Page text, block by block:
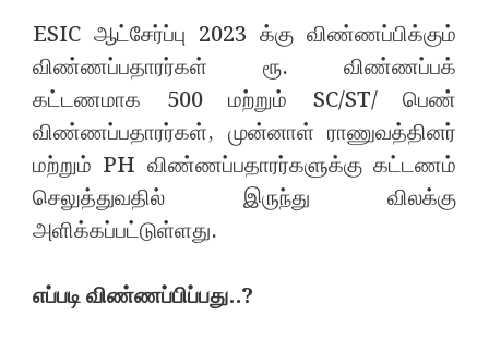
ESIC ஆட்சேர்ப்பு 2023 க்கு விண்ணப்பிக்கும்
விண்ணப்பதாரர்கள் ரூ. விண்ணப்பக்
கட்டணமாக 500 மற்றும் SC/ST/ பெண்
விண்ணப்பதாரர்கள், முன்னாள் ராணுவத்தினர்
மற்றும் PH விண்ணப்பதாரர்களுக்கு கட்டணம்
செலுத்துவதில் இருந்து விலக்கு
அளிக்கப்பட்டுள்ளது.
எப்படி விண்ணப்பிப்பது..?